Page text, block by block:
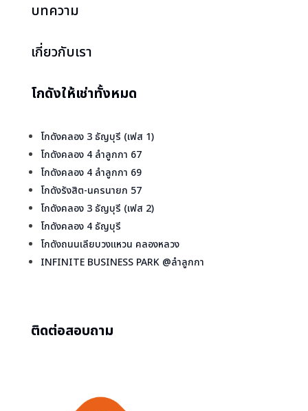
บทความ
เกี่ยวกับเรา
โกดังให้เช่าทั้งหมด
โกดังคลอง 3 ธัญบุรี (เฟส 1)
โกดังคลอง 4 ลำลูกกา 67
โกดังคลอง 4 ลำลูกกา 69
โกดังรังสิต-นครนายก 57
โกดังคลอง 3 ธัญบุรี (เฟส 2)
โกดังคลอง 4 ธัญบุรี
โกดังถนนเลียบวงแหวน คลองหลวง
INFINITE BUSINESS PARK @ลำลูกกา
ติดต่อสอบถาม